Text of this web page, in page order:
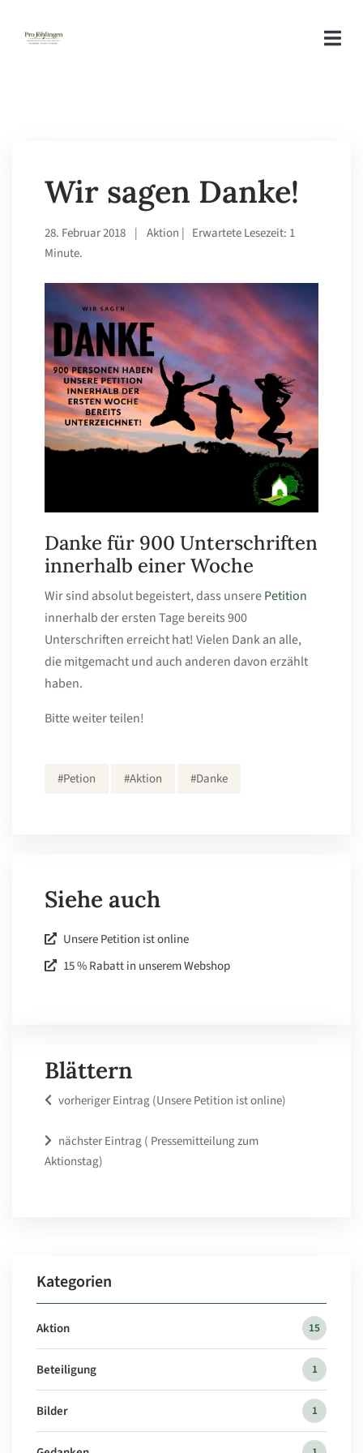
Wir sagen Danke!
28. Februar 2018 | Aktion | Erwartete Lesezeit: 1
Minute.
Danke für 900 Unterschriften
innerhalb einer Woche
Wir sind absolut begeistert, dass unserePetition
innerhalb der ersten Tage bereits 900
Unterschriften erreicht hat! Vielen Dank an alle,
die mitgemacht und auch anderen davon erzählt
haben.
Bitte weiter teilen!
#Petion #Aktion #Danke
Siehe auch
Unsere Petition ist online
15 % Rabatt in unserem Webshop
Blättern
vorheriger Eintrag (Unsere Petition ist online)
nächster Eintrag ( Pressemitteilung zum
Aktionstag)
Kategorien
Aktion 15
Beteiligung 1
Bilder 1